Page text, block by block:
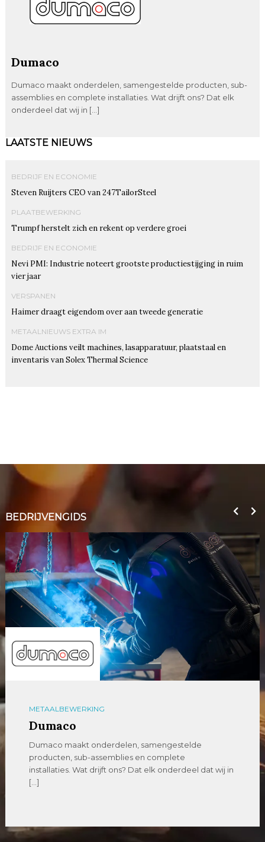
Dumaco
Dumaco maakt onderdelen, samengestelde producten, sub-
assemblies en complete installaties. Wat drijft ons? Dat elk
onderdeel dat wij in […]
LAATSTE NIEUWS
BEDRIJF EN ECONOMIE
Steven Ruijters CEO van 247TailorSteel
PLAATBEWERKING
Trumpf herstelt zich en rekent op verdere groei
BEDRIJF EN ECONOMIE
Nevi PMI: Industrie noteert grootste productiestijging in ruim
vier jaar
VERSPANEN
Haimer draagt eigendom over aan tweede generatie
METAALNIEUWS EXTRA IM
Dome Auctions veilt machines, lasapparatuur, plaatstaal en
inventaris van Solex Thermal Science
BEDRIJVENGIDS
METAALBEWERKING
Dumaco
Dumaco maakt onderdelen, samengestelde
producten, sub-assemblies en complete
installaties. Wat drijft ons? Dat elk onderdeel dat wij in
[…]